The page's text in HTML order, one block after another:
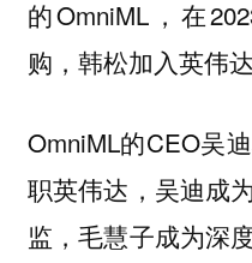
的OmniML，在
购，韩松加入英伟
OmniML的CEO吴迪
职英伟达，吴迪成
监，毛慧子成为深